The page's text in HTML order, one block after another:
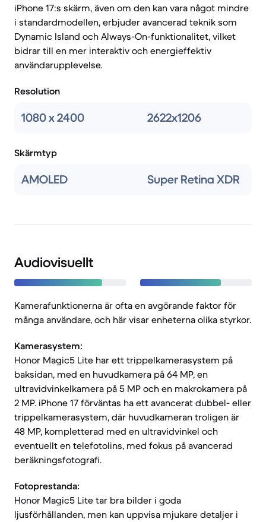
iPhone 17:s skärm, även om den kan vara något mindre
i standardmodellen, erbjuder avancerad teknik som
Dynamic Island och Always-On-funktionalitet, vilket
bidrar till en mer interaktiv och energieffektiv
användarupplevelse.
Resolution
1080 x 2400 2622x1206
Skärmtyp
AMOLED Super Retina XDR
Audiovisuellt
Kamerafunktionerna är ofta en avgörande faktor för
många användare, och här visar enheterna olika styrkor.
Kamerasystem:
Honor Magic5 Lite har ett trippelkamerasystem på
baksidan, med en huvudkamera på 64 MP, en
ultravidvinkelkamera på 5 MP och en makrokamera på
2 MP. iPhone 17 förväntas ha ett avancerat dubbel- eller
trippelkamerasystem, där huvudkameran troligen är
48 MP, kompletterad med en ultravidvinkel och
eventuellt en telefotolins, med fokus på avancerad
beräkningsfotografi.
Fotoprestanda:
Honor Magic5 Lite tar bra bilder i goda
ljusförhållanden, men kan uppvisa mjukare detaljer i